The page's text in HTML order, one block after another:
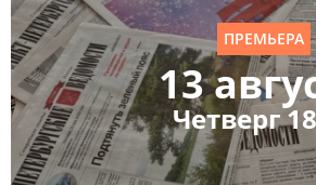
ПРЕМЬЕРА
13
Четверг